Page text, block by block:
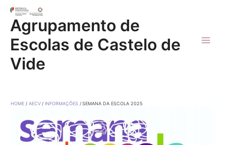
content
Agrupamento de
Escolas de Castelo de
Vide
HOME AECV INFORMAÇÕES SEMANA DA ESCOLA 2025